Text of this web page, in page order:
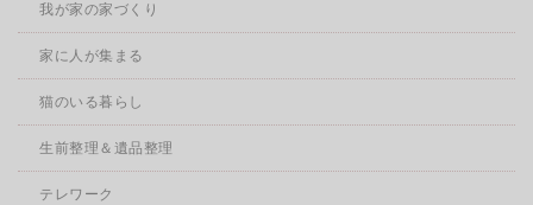
我が家の家づくり
家に人が集まる
猫のいる暮らし
生前整理＆遺品整理
テレワーク